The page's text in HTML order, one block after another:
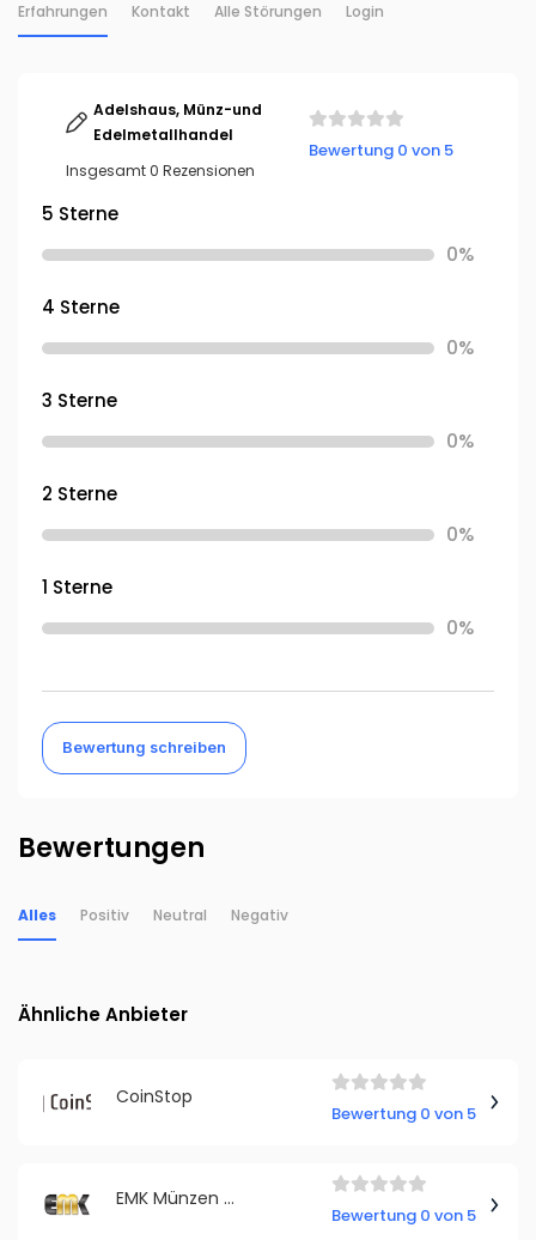
Erfahrungen Kontakt Alle Störungen Login
Adelshaus, Münz-und
Edelmetallhandel
Insgesamt 0 Rezensionen
Bewertung 0 von 5
5 Sterne
0%
4 Sterne
0%
3 Sterne
0%
2 Sterne
0%
1 Sterne
0%
Bewertung schreiben
Bewertungen
Alles Positiv Neutral Negativ
Ähnliche Anbieter
CoinStop
Bewertung 0 von 5
EMK Münzen + Edelmetalle GmbH
Bewertung 0 von 5